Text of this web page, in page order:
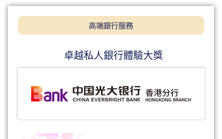
高端銀行服務
卓越私人銀行體驗大獎